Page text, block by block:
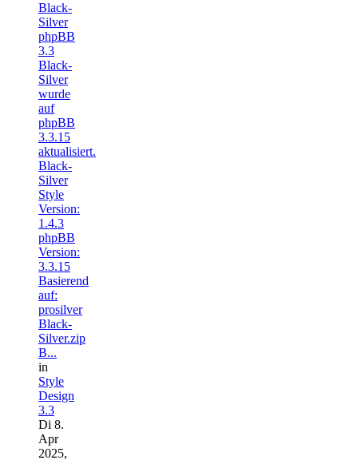
Black-
Silver
phpBB
3.3
Black-
Silver
wurde
auf
phpBB
3.3.15
aktualisiert.
Black-
Silver
Style
Version:
1.4.3
phpBB
Version:
3.3.15
Basierend
auf:
prosilver
Black-
Silver.zip
B...
in
Style
Design
3.3
Di 8.
Apr
2025,